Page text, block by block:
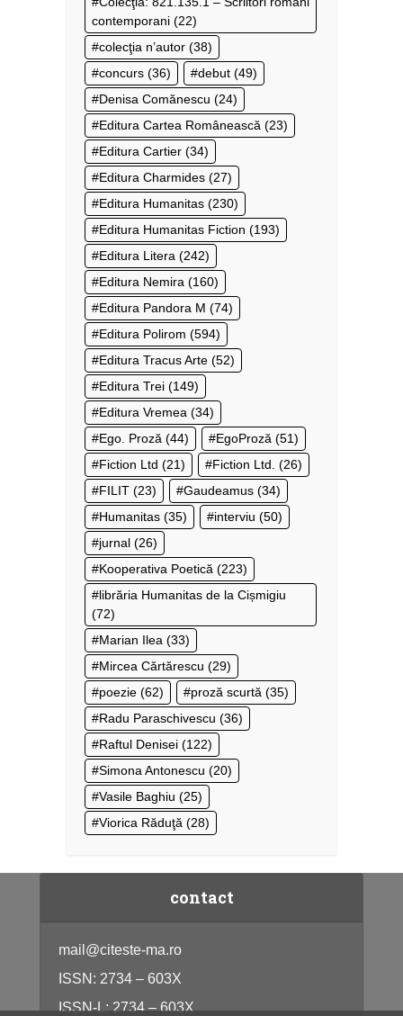
contemporani (22)
colecţia n’autor (38)
concurs (36) debut (49)
Denisa Comănescu (24)
Editura Cartea Românească (23)
Editura Cartier (34)
Editura Charmides (27)
Editura Humanitas (230)
Editura Humanitas Fiction (193)
Editura Litera (242)
Editura Nemira (160)
Editura Pandora M (74)
Editura Polirom (594)
Editura Tracus Arte (52)
Editura Trei (149)
Editura Vremea (34)
Ego. Proză (44) EgoProză (51)
Fiction Ltd (21) Fiction Ltd. (26)
FILIT (23) Gaudeamus (34)
Humanitas (35) interviu (50)
jurnal (26)
Kooperativa Poetică (223)
librăria Humanitas de la Cișmigiu
(72)
Marian Ilea (33)
Mircea Cărtărescu (29)
poezie (62) proză scurtă (35)
Radu Paraschivescu (36)
Raftul Denisei (122)
Simona Antonescu (20)
Vasile Baghiu (25)
Viorica Răduţă (28)
contact
mail@citeste-ma.ro
ISSN: 2734 – 603X
ISSN-L: 2734 – 603X